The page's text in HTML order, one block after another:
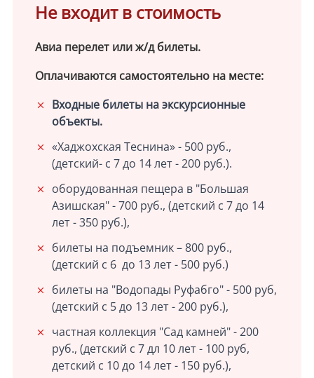
Не входит в стоимость
Авиа перелет или ж/д билеты.
Оплачиваются самостоятельно на месте:
Входные билеты на экскурсионные
объекты.
«Хаджохская Теснина» - 500 руб.,
(детский- с 7 до 14 лет - 200 руб.).
оборудованная пещера в "Большая
Азишская" - 700 руб., (детский с 7 до 14
лет - 350 руб.),
билеты на подъемник – 800 руб.,
(детский с 6 до 13 лет - 500 руб.)
билеты на "Водопады Руфабго" - 500 руб,
(детский с 5 до 13 лет - 200 руб.),
частная коллекция "Сад камней" - 200
руб., (детский с 7 дл 10 лет - 100 руб,
детский с 10 до 14 лет - 150 руб.),